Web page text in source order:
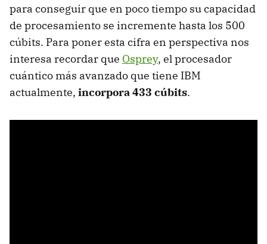
para conseguir que en poco tiempo su capacidad
de procesamiento se incremente hasta los 500
cúbits. Para poner esta cifra en perspectiva nos
interesa recordar que Osprey, el procesador
cuántico más avanzado que tiene IBM
actualmente, incorpora 433 cúbits.